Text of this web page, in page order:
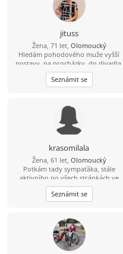
jituss
Žena, 71 let, Olomoucký
Hledám pohodového muže vyšší
postavy, na procházky, do divadla,
na koncerty, výlety na kole
Seznámit se
krasomilala
Žena, 61 let, Olomoucký
Potkám tady sympaťáka, stále
aktivního po všech stránkách ve
věku 59-64 let nad 182 cm?
Seznámit se